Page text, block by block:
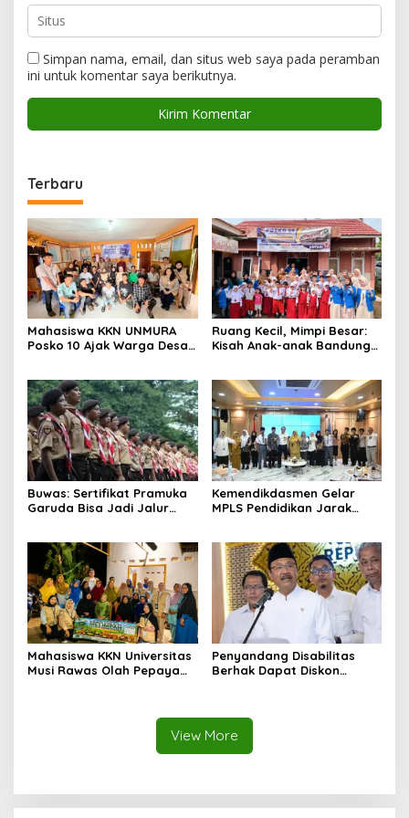
Simpan nama, email, dan situs web saya pada peramban
ini untuk komentar saya berikutnya.
Terbaru
Mahasiswa KKN UNMURA
Posko 10 Ajak Warga Desa
Ruang Kecil, Mimpi Besar:
Kisah Anak-anak Bandung
Buwas: Sertifikat Pramuka
Garuda Bisa Jadi Jalur
Kemendikdasmen Gelar
MPLS Pendidikan Jarak
Mahasiswa KKN Universitas
Musi Rawas Olah Pepaya
Penyandang Disabilitas
Berhak Dapat Diskon
View More